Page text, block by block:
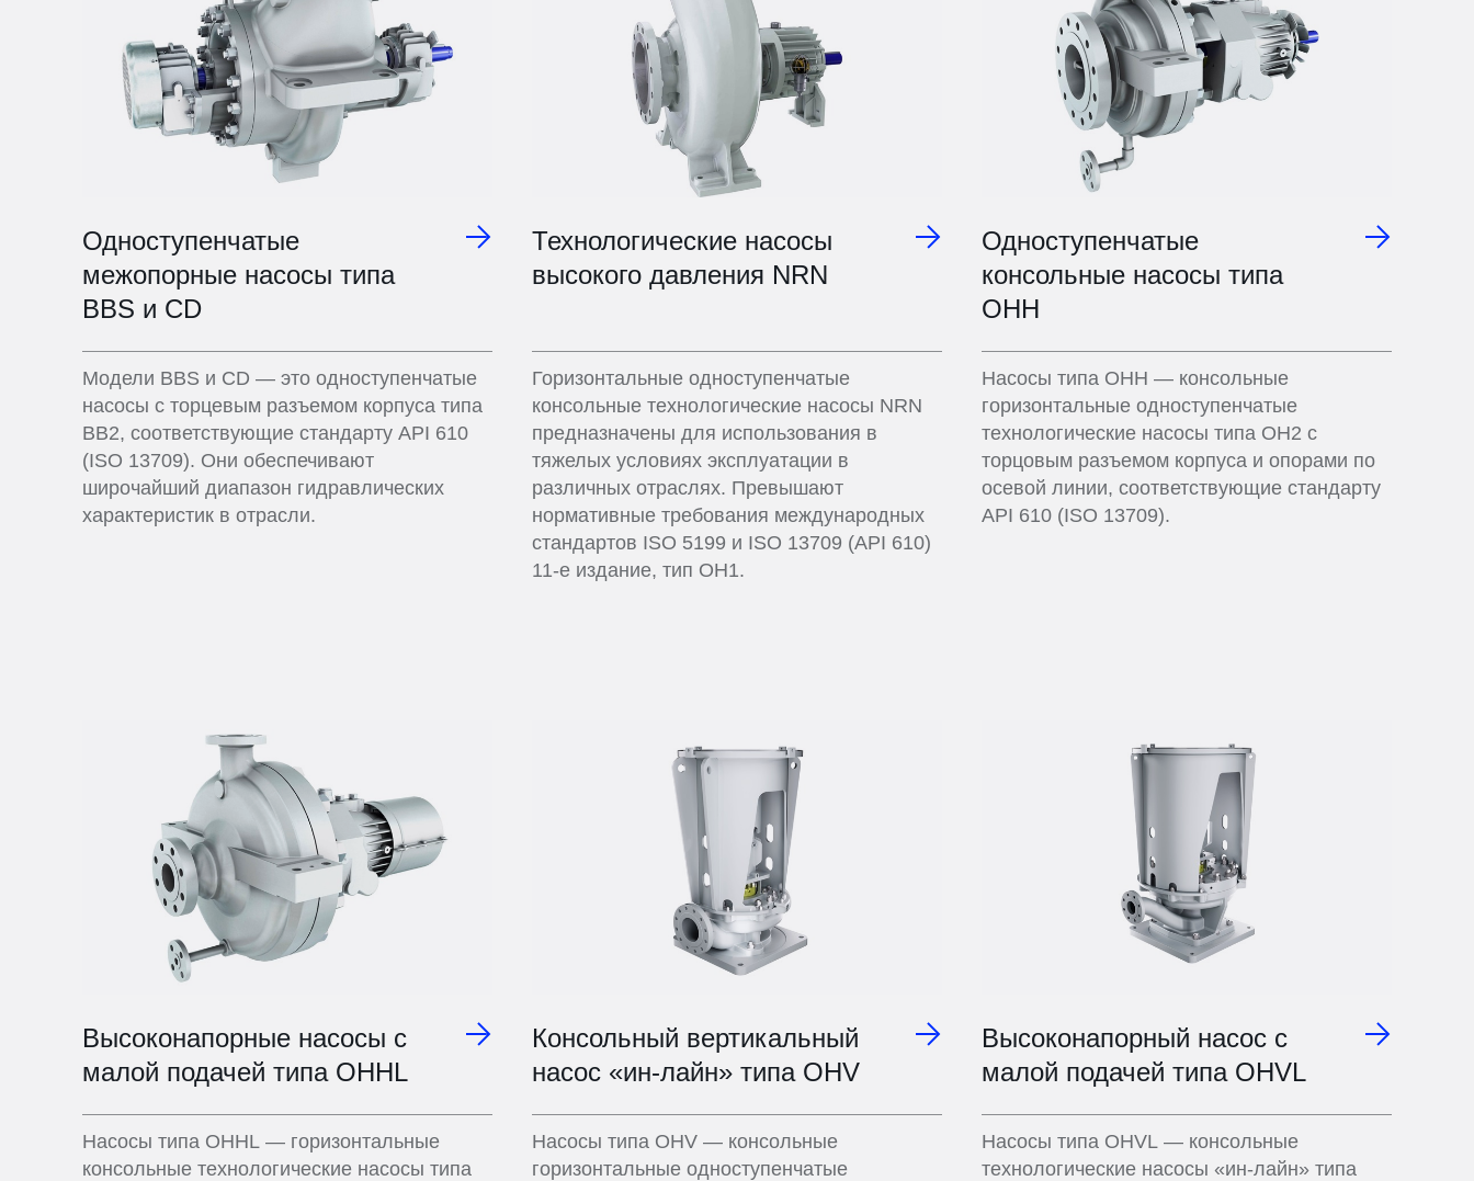
Одноступенчатые
межопорные насосы типа
BBS и CD
Модели BBS и CD — это одноступенчатые
насосы с торцевым разъемом корпуса типа
ВВ2, соответствующие стандарту API 610
(ISO 13709). Они обеспечивают
широчайший диапазон гидравлических
характеристик в отрасли.
Технологические насосы
высокого давления NRN
Горизонтальные одноступенчатые
консольные технологические насосы NRN
предназначены для использования в
тяжелых условиях эксплуатации в
различных отраслях. Превышают
нормативные требования международных
стандартов ISO 5199 и ISO 13709 (API 610)
11-е издание, тип ОН1.
Одноступенчатые
консольные насосы типа
OHH
Насосы типа OHH — консольные
горизонтальные одноступенчатые
технологические насосы типа ОН2 с
торцовым разъемом корпуса и опорами по
осевой линии, соответствующие стандарту
API 610 (ISO 13709).
Высоконапорные насосы с
малой подачей типа OHHL
Насосы типа OHHL — горизонтальные
консольные технологические насосы типа
Консольный вертикальный
насос «ин-лайн» типа OHV
Насосы типа OHV — консольные
горизонтальные одноступенчатые
Высоконапорный насос с
малой подачей типа OHVL
Насосы типа OHVL — консольные
технологические насосы «ин-лайн» типа